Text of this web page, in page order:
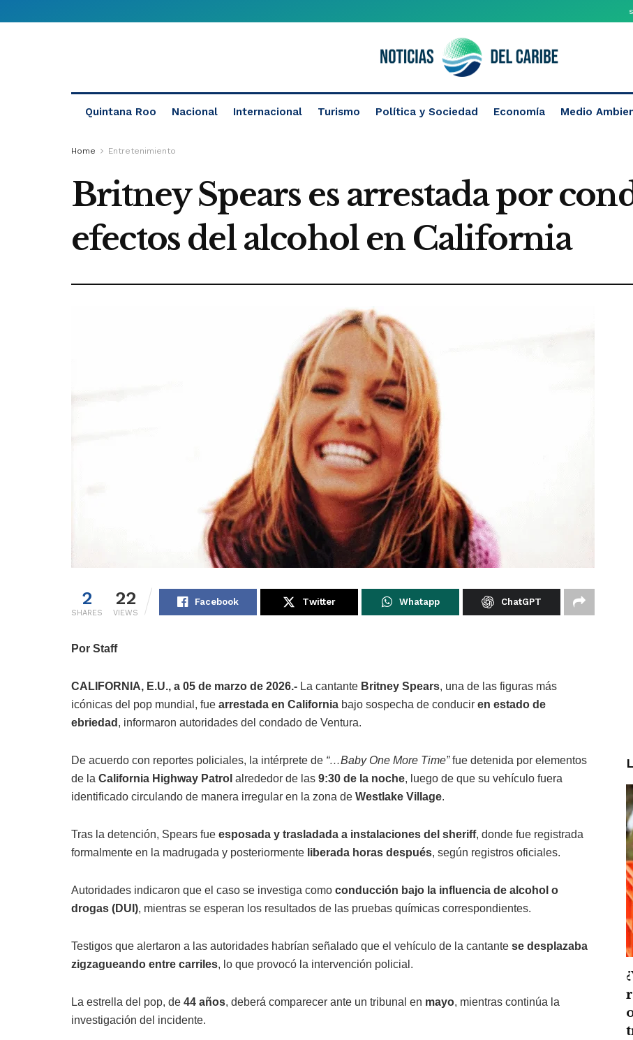
Quintana Roo Nacional Internacional Turismo Política y Sociedad Economía Medio
Home Entretenimiento
Britney Spears es arrestada por
efectos del alcohol en California
2
SHARES
22
VIEWS
Facebook Twitter Whatapp ChatGPT
Por Staff
CALIFORNIA, E.U., a 05 de marzo de 2026.- La cantante Britney Spears, una de las figuras más
icónicas del pop mundial, fue arrestada en California bajo sospecha de conducir en estado de
ebriedad , informaron autoridades del condado de Ventura.
De acuerdo con reportes policiales, la intérprete de “…Baby One More Time”fue detenida por elementos
de la California Highway Patrol alrededor de las 9:30 de la noche, luego de que su vehículo fuera
identificado circulando de manera irregular en la zona de Westlake Village.
Tras la detención, Spears fue esposada y trasladada a instalaciones del sheriff, donde fue registrada
formalmente en la madrugada y posteriormente liberada horas después, según registros oficiales.
Autoridades indicaron que el caso se investiga como conducción bajo la influencia de alcohol o
drogas (DUI), mientras se esperan los resultados de las pruebas químicas correspondientes.
Testigos que alertaron a las autoridades habrían señalado que el vehículo de la cantante se desplazaba
zigzagueando entre carriles, lo que provocó la intervención policial.
La estrella del pop, de 44 años, deberá comparecer ante un tribunal en mayo, mientras continúa la
investigación del incidente.